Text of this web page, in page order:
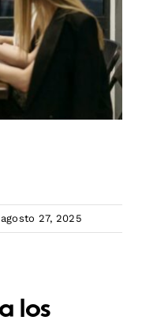
27, 2025
los